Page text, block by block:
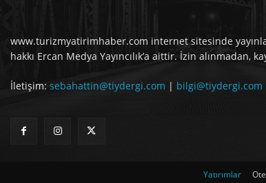
www.turizmyatirimhaber.com internet sitesinde
hakkı Ercan Medya Yayıncılık’a aittir. İzin
İletişim: sebahattin@tiydergi.com | bilgi@tiydergi.com
Yatırımlar